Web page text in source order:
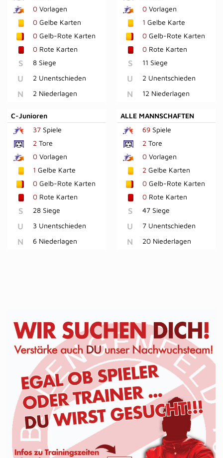
0 Vorlagen
0 Gelbe Karten
0 Gelb-Rote Karten
0 Rote Karten
S 8 Siege
U 2 Unentschieden
N 2 Niederlagen
0Vorlagen
1 Gelbe Karte
0Gelb-Rote Karten
0Rote Karten
S 11 Siege
U 2 Unentschieden
N 12 Niederlagen
C-Junioren
37 Spiele
2 Tore
0 Vorlagen
1 Gelbe Karte
0 Gelb-Rote Karten
0 Rote Karten
S 28 Siege
U 3 Unentschieden
N 6 Niederlagen
ALLE MANNSCHAFTEN
69Spiele
2 Tore
0Vorlagen
2 Gelbe Karten
0Gelb-Rote Karten
0Rote Karten
S 47 Siege
U 7 Unentschieden
N 20 Niederlagen